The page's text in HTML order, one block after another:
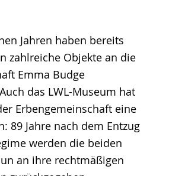
Jahren haben bereits
zahlreiche Objekte an die
Emma Budge
das LWL-Museum hat
Erbengemeinschaft eine
89 Jahre nach dem Entzug
werden die beiden
an ihre rechtmäßigen